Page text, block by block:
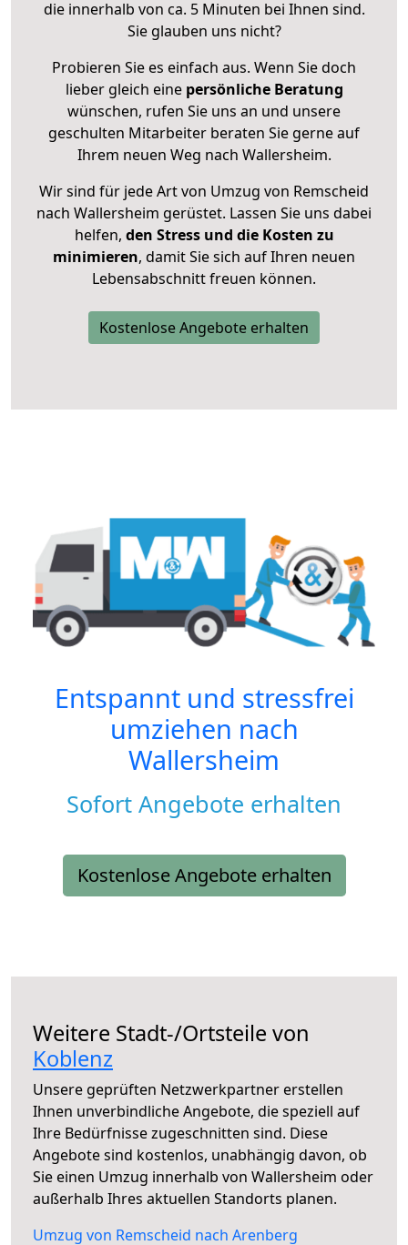
die innerhalb von ca. 5 Minuten bei Ihnen sind.
Sie glauben uns nicht?
Probieren Sie es einfach aus. Wenn Sie doch
lieber gleich eine persönliche Beratung
wünschen, rufen Sie uns an und unsere
geschulten Mitarbeiter beraten Sie gerne auf
Ihrem neuen Weg nach Wallersheim.
Wir sind für jede Art von Umzug von Remscheid
nach Wallersheim gerüstet. Lassen Sie uns dabei
helfen, den Stress und die Kosten zu
minimieren, damit Sie sich auf Ihren neuen
Lebensabschnitt freuen können.
Kostenlose Angebote erhalten
Entspannt und stressfrei
umziehen nach
Wallersheim
Sofort Angebote erhalten
Kostenlose Angebote erhalten
Weitere Stadt-/Ortsteile von
Koblenz
Unsere geprüften Netzwerkpartner erstellen
Ihnen unverbindliche Angebote, die speziell auf
Ihre Bedürfnisse zugeschnitten sind. Diese
Angebote sind kostenlos, unabhängig davon, ob
Sie einen Umzug innerhalb von Wallersheim oder
außerhalb Ihres aktuellen Standorts planen.
Umzug von Remscheid nach Arenberg